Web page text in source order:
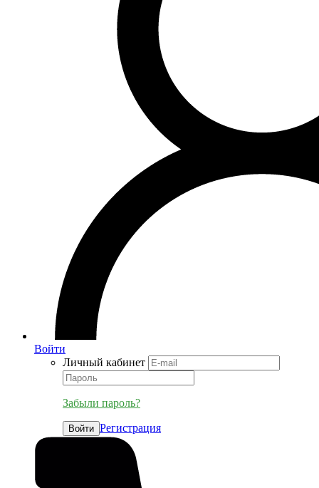
Войти
Личный кабинет
Забыли пароль?
Войти Регистрация